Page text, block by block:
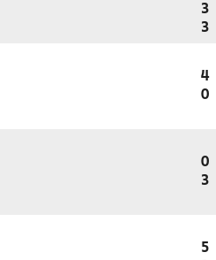
3
3
4
0
0
3
5